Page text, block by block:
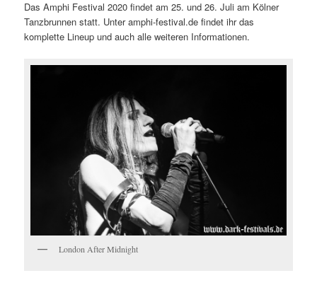
Das Amphi Festival 2020 findet am 25. und 26. Juli am Kölner
Tanzbrunnen statt. Unter amphi-festival.de findet ihr das
komplette Lineup und auch alle weiteren Informationen.
London After Midnight